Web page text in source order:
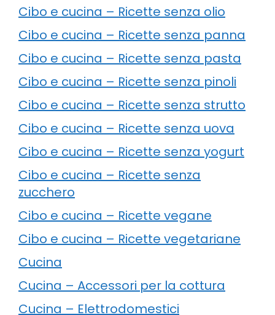
Cibo e cucina – Ricette senza olio
Cibo e cucina – Ricette senza panna
Cibo e cucina – Ricette senza pasta
Cibo e cucina – Ricette senza pinoli
Cibo e cucina – Ricette senza strutto
Cibo e cucina – Ricette senza uova
Cibo e cucina – Ricette senza yogurt
Cibo e cucina – Ricette senza
zucchero
Cibo e cucina – Ricette vegane
Cibo e cucina – Ricette vegetariane
Cucina
Cucina – Accessori per la cottura
Cucina – Elettrodomestici